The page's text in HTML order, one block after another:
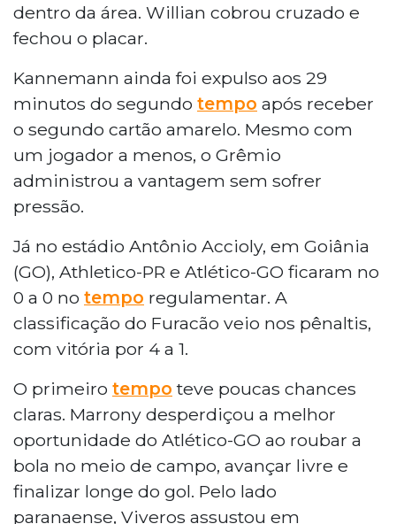
dentro da área. Willian cobrou cruzado e
fechou o placar.
Kannemann ainda foi expulso aos 29
minutos do segundo tempo após receber
o segundo cartão amarelo. Mesmo com
um jogador a menos, o Grêmio
administrou a vantagem sem sofrer
pressão.
Já no estádio Antônio Accioly, em Goiânia
(GO), Athletico-PR e Atlético-GO ficaram no
0 a 0 no tempo regulamentar. A
classificação do Furacão veio nos pênaltis,
com vitória por 4 a 1.
O primeiro tempo teve poucas chances
claras. Marrony desperdiçou a melhor
oportunidade do Atlético-GO ao roubar a
bola no meio de campo, avançar livre e
finalizar longe do gol. Pelo lado
paranaense, Viveros assustou em